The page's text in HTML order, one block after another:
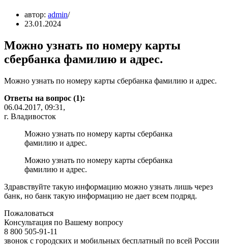
автор: admin
23.01.2024
Можно узнать по номеру карты
сбербанка фамилию и адрес.
Можно узнать по номеру карты сбербанка фамилию и адрес.
Ответы на вопрос (1):
06.04.2017, 09:31,
г. Владивосток
Можно узнать по номеру карты сбербанка
фамилию и адрес.
Можно узнать по номеру карты сбербанка
фамилию и адрес.
Здравствуйте такую информацию можно узнать лишь через
банк, но банк такую информацию не дает всем подряд.
Пожаловаться
Консультация по Вашему вопросу
8 800 505-91-11
звонок с городских и мобильных бесплатный по всей России